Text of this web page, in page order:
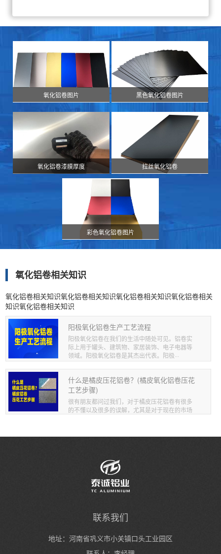
氧化铝卷图片 黑色氧化铝卷图片
氧化铝卷漆膜厚度 拉丝氧化铝卷
彩色氧化铝卷图片
氧化铝卷相关知识
氧化铝卷相关知识氧化铝卷相关知识氧化铝卷相关知识氧化铝卷相关
知识氧化铝卷相关知识
阳极氧化铝卷生产工艺流程
阳极氧化铝卷在我们的生活中随处可见。铝卷实
际上用于罐头、建筑物、家居装饰、电子电器等
领域。阳极氧化铝卷是其杰出代表。阳极···
什么是橘皮压花铝卷？(橘皮氧化铝卷压花
工艺步骤)
很有朋友都问过我们，对于橘皮压花铝卷有很多
的不懂以及很多的误解，尤其是对于现在的市场
联系我们
地址：河南省巩义市小关镇口头工业园区